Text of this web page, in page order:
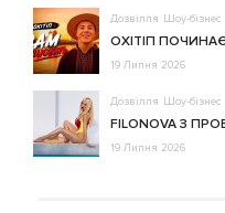
Дозвілля Шоу-бізнес
ОХІТІП
19 Липня 2026
Дозвілля Шоу-бізнес
FILONOVA З
19 Липня 2026